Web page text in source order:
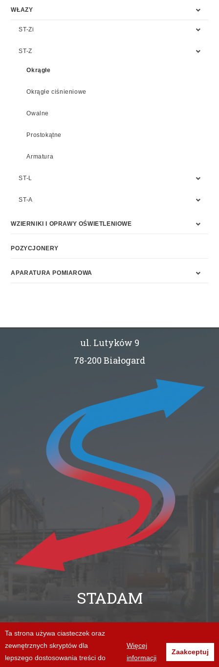
Ta strona używa ciasteczek oraz
zewnętrznych skryptów dla
lepszego dostosowania treści do
Więcej
informacji
Zaakceptuj
WŁAZY
ST-Zi
ST-Z
Okrągłe
Okrągłe ciśnieniowe
Owalne
Prostokątne
Armatura
ST-L
ST-A
WZIERNIKI I OPRAWY OŚWIETLENIOWE
POZYCJONERY
APARATURA POMIAROWA
ul. Lutyków 9
78-200 Białogard
STADAM
+48 94 312 06 86
biuro@stadam.pl